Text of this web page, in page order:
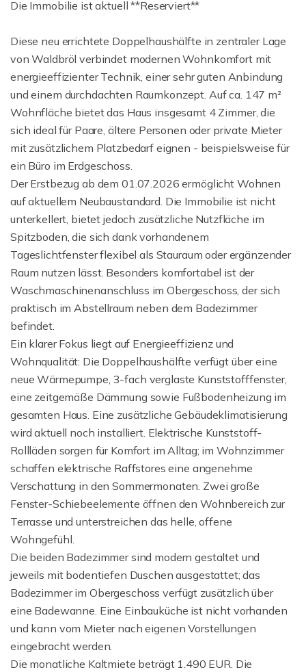
Die Immobilie ist aktuell **Reserviert**
Diese neu errichtete Doppelhaushälfte in zentraler Lage
von Waldbröl verbindet modernen Wohnkomfort mit
energieeffizienter Technik, einer sehr guten Anbindung
und einem durchdachten Raumkonzept. Auf ca. 147 m²
Wohnfläche bietet das Haus insgesamt 4 Zimmer, die
sich ideal für Paare, ältere Personen oder private Mieter
mit zusätzlichem Platzbedarf eignen - beispielsweise für
ein Büro im Erdgeschoss.
Der Erstbezug ab dem 01.07.2026 ermöglicht Wohnen
auf aktuellem Neubaustandard. Die Immobilie ist nicht
unterkellert, bietet jedoch zusätzliche Nutzfläche im
Spitzboden, die sich dank vorhandenem
Tageslichtfenster flexibel als Stauraum oder ergänzender
Raum nutzen lässt. Besonders komfortabel ist der
Waschmaschinenanschluss im Obergeschoss, der sich
praktisch im Abstellraum neben dem Badezimmer
befindet.
Ein klarer Fokus liegt auf Energieeffizienz und
Wohnqualität: Die Doppelhaushälfte verfügt über eine
neue Wärmepumpe, 3-fach verglaste Kunststofffenster,
eine zeitgemäße Dämmung sowie Fußbodenheizung im
gesamten Haus. Eine zusätzliche Gebäudeklimatisierung
wird aktuell noch installiert. Elektrische Kunststoff-
Rollläden sorgen für Komfort im Alltag; im Wohnzimmer
schaffen elektrische Raffstores eine angenehme
Verschattung in den Sommermonaten. Zwei große
Fenster-Schiebeelemente öffnen den Wohnbereich zur
Terrasse und unterstreichen das helle, offene
Wohngefühl.
Die beiden Badezimmer sind modern gestaltet und
jeweils mit bodentiefen Duschen ausgestattet; das
Badezimmer im Obergeschoss verfügt zusätzlich über
eine Badewanne. Eine Einbauküche ist nicht vorhanden
und kann vom Mieter nach eigenen Vorstellungen
eingebracht werden.
Die monatliche Kaltmiete beträgt 1.490 EUR. Die